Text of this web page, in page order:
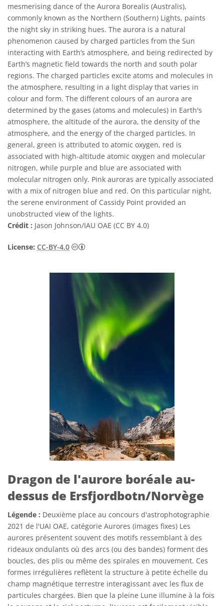
mesmerising dance of the Aurora Borealis (Australis),
commonly known as the Northern (Southern) Lights, paints
the night sky in striking hues. The aurora is a natural
phenomenon caused by charged particles from the Sun
interacting with Earth’s atmosphere, and being redirected by
Earth’s magnetic field towards the north and south polar
regions. The charged particles excite atoms and molecules in
the atmosphere, resulting in a light display that varies in
colour and form. The different colours of an aurora are
determined by the gases (atoms and molecules) in Earth's
atmosphere, the altitude of the aurora, the density of the
atmosphere, and the energy of the charged particles. In
general, green is attributed to atomic oxygen, red is
associated with high-altitude atomic oxygen and molecular
nitrogen, while purple and blue are associated with
molecular nitrogen only. Pink auroras are typically associated
with a mix of nitrogen blue and red. On this particular night,
the serene environment of Cassidy Point provided an
unobstructed view of the lights.
Crédit : Jason Johnson/IAU OAE (CC BY 4.0)
License: CC-BY-4.0 Creative Commons (CC) Attribution 4.0
Dragon de l'aurore boréale au-
dessus de Ersfjordbotn/Norvège
Légende : Deuxième place au concours d'astrophotographie
2021 de l'UAI OAE, catégorie Aurores (images fixes) Les
aurores présentent souvent des motifs ressemblant à des
rideaux ondulants où des arcs (ou des bandes) forment des
boucles, des plis ou même des spirales en mouvement. Ces
formes irrégulières reflètent la structure à petite échelle du
champ magnétique terrestre interagissant avec les flux de
particules chargées. Bien que la pleine Lune illumine à la fois